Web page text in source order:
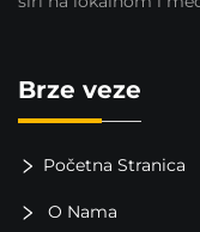
Brze veze
Početna Stranica
O Nama